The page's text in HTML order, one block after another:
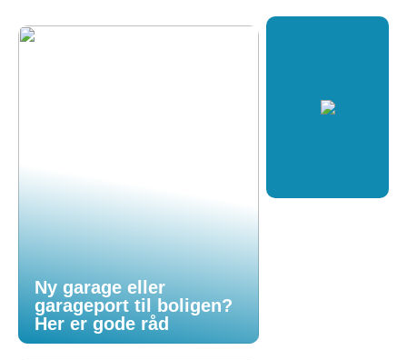
Ny garage eller
garageport til boligen?
Her er gode råd